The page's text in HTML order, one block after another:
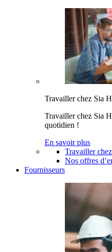
Travailler chez Sia
Travailler chez Sia
quotidien !
En savoir plus
Travailler
Nos offres
Fournisseurs